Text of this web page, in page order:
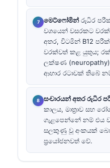
මෙට්ෆෝමින්රුධිර
වශයෙන් වසරකට
අතර, විටමින් B12
වරක්වත් කළ යුතුය;
ලක්ෂණ
ආහාර රටාවක් තිබේ
සංචාරයන් අතර රුධිර
කාලය, මාත්‍රාව සහ
ගැළපෙන්නේ නම් එය
සලකුණු වූ අංකයක්
ප්‍රයෝජනවත් වේ.